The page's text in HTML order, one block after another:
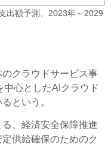
出額予測、2023年～2029
クラウドサービス事
心としたAIクラウド
という。
、経済安全保障推進
供給確保のためのク